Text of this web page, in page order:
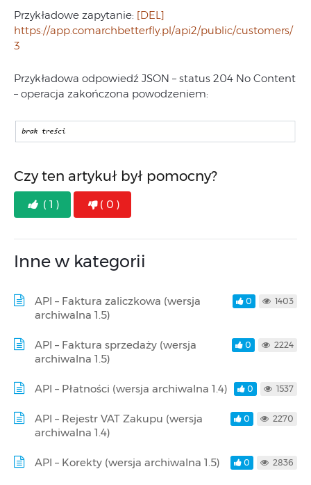
Przykładowe zapytanie: [DEL]
https://app.comarchbetterfly.pl/api2/public/customers/
3
Przykładowa odpowiedź JSON – status 204 No Content
– operacja zakończona powodzeniem:
Czy ten artykuł był pomocny?
( 1 ) ( 0 )
Inne w kategorii
API – Faktura zaliczkowa (wersja
archiwalna 1.5)
0 1403
API – Faktura sprzedaży (wersja
archiwalna 1.5)
0 2224
API – Płatności (wersja archiwalna 1.4) 0 1537
API – Rejestr VAT Zakupu (wersja
archiwalna 1.4)
0 2270
API – Korekty (wersja archiwalna 1.5) 0 2836